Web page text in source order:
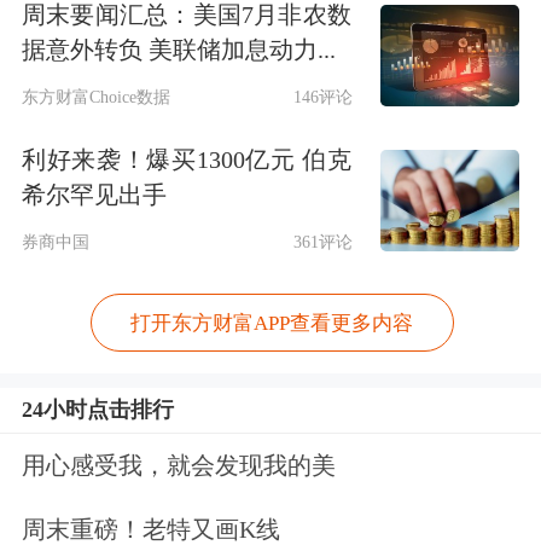
南一直处于全国最低价,作为海南生猪
的绝对龙头,企业有采取什么措施
改善...
点击查看PDF原文
免责声明：本文基于AI生产，仅供参
险自担。东方财富
更多信息，与本平台立场无关。东方财
富力求但不保证数据的完全准确，如有
周末要闻汇总：美国7月非农数
据意外转负 美联储加息动力...
东方财富Choice数据 146评论
利好来袭！爆买1300亿元 伯克
希尔罕见出手
券商中国 361评论
打开东方财富APP查看更多内容
24小时点击排行
用心感受我，就会发现我的美
周末重磅！老特又画K线